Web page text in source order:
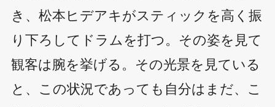
き、松本ヒデアキがスティックを高く振
り下ろしてドラムを打つ。その姿を見て
観客は腕を挙げる。その光景を見ている
と、この状況であっても自分はまだ、こ